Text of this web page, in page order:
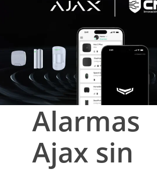
Alarmas
Ajax sin